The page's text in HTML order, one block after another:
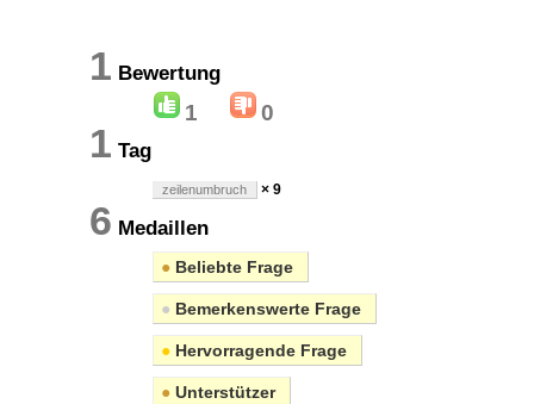
1 Bewertung
1 0
1 Tag
zeilenumbruch × 9
6 Medaillen
● Beliebte Frage
● Bemerkenswerte Frage
● Hervorragende Frage
● Unterstützer